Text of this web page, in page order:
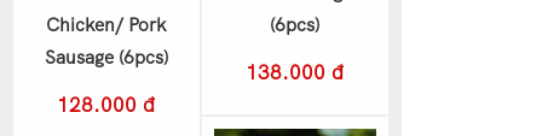
Chicken/ Pork
Sausage (6pcs)
128.000 đ
(6pcs)
138.000 đ